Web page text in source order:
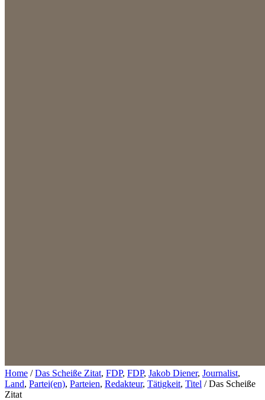
Home /Das Scheiße Zitat, FDP, FDP, Jakob Diener, Journalist,
Land, Partei(en), Parteien, Redakteur, Tätigkeit, Titel /Das Scheiße
Zitat